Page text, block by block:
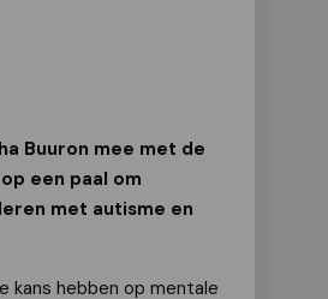
Buuron mee met de
een paal om
met autisme en
kans hebben op mentale